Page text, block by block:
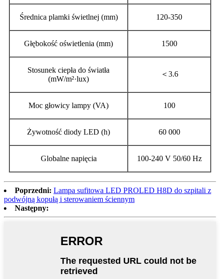
Średnica plamki świetlnej (mm) 120-350
Głębokość oświetlenia (mm) 1500
Stosunek ciepła do światła
(mW/m²·lux)
＜3.6
Moc głowicy lampy (VA) 100
Żywotność diody LED (h) 60 000
Globalne napięcia 100-240 V 50/60 Hz
Poprzedni: Lampa sufitowa LED PROLED H8D do szpitali z
podwójną kopułą i sterowaniem ściennym
Następny: